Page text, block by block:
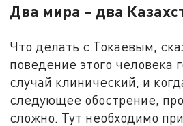
Два мира – два
Что делать с Токаевым,
поведение этого человека
случай клинический, и
следующее обострение,
сложно. Тут необходимо